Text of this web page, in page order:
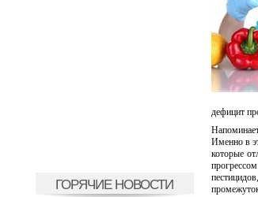
ГОРЯЧИЕ НОВОСТИ
дефицит
Именно в
которые